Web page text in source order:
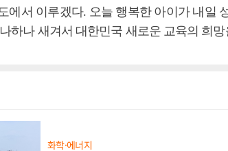
에서 이루겠다. 오늘 행복한 아이가 내일
하나 새겨서 대한민국 새로운 교육의 희망
화학·에너지